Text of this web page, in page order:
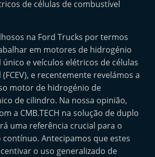
de células de combustível
na Ford Trucks por termos
em motores de hidrogénio
e veículos elétricos de células
e recentemente revelámos a
motor de hidrogénio de
de cilindro. Na nossa opinião,
a CMB.TECH na solução de duplo
uma referência crucial para o
Antecipamos que estes
o uso generalizado de